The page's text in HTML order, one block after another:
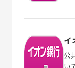
イ
公